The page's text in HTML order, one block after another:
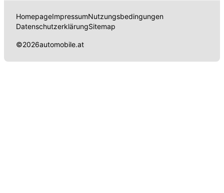
HomepageImpressumNutzungsbedingungen
DatenschutzerklärungSitemap
©2026automobile.at